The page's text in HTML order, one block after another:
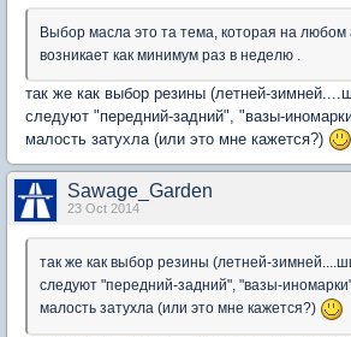
Выбор масла это та тема, которая на
возникает как минимум раз в неделю .
так же как выбор резины (летней-
следуют "передний-задний", "вазы-
малость затухла (или это мне кажется?)
Sawage_Garden
23 Oct 2014
так же как выбор резины (летней-
следуют "передний-задний", "вазы-
малость затухла (или это мне кажется?)